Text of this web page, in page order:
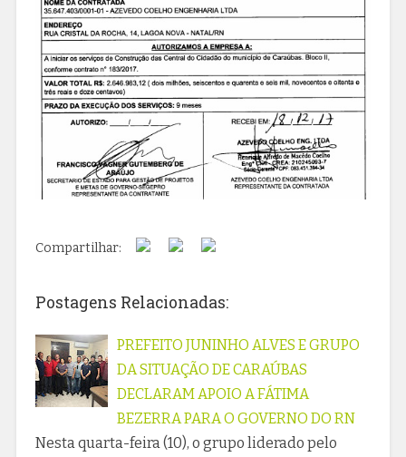
Compartilhar:
Postagens Relacionadas:
PREFEITO JUNINHO ALVES E GRUPO
DA SITUAÇÃO DE CARAÚBAS
DECLARAM APOIO A FÁTIMA
BEZERRA PARA O GOVERNO DO RN
Nesta quarta-feira (10), o grupo liderado pelo